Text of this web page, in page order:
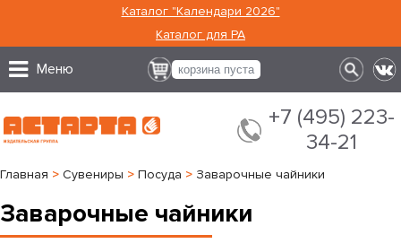
Каталог "Календари 2026"
Каталог для РА
Меню корзина пуста
+7 (495) 223-
34-21
Главная > Сувениры > Посуда > Заварочные чайники
Заварочные чайники